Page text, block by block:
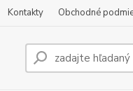
Kontakty Obchodné